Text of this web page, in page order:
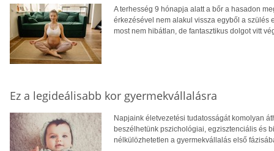
A terhesség 9 hónapja alatt a bőr a hasadon
érkezésével nem alakul vissza egyből a szülés
most nem hibátlan, de fantasztikus dolgot vitt
Ez a legideálisabb kor gyermekvállalásra
Napjaink életvezetési tudatosságát komolyan
beszélhetünk pszichológiai, egzisztenciális és
nélkülözhetetlen a gyermekvállalás első